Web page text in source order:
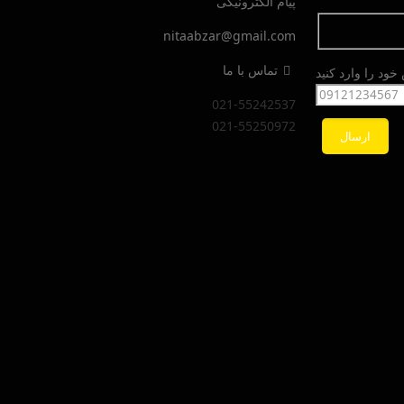
را وارد کنید
nitaabzar@gmail.com
تماس با ما
021-55242537
021-55250972